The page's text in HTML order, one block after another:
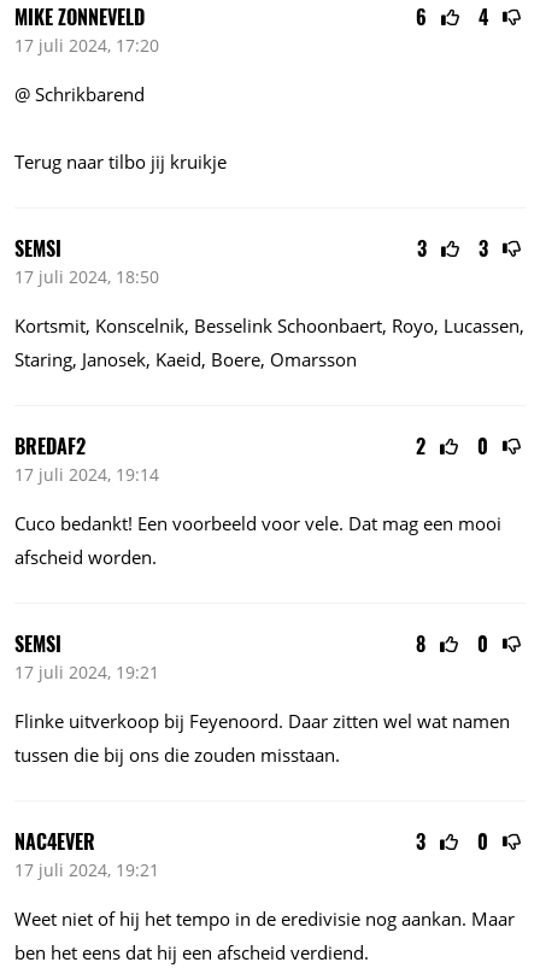
6 4
MIKE ZONNEVELD
17 juli 2024, 17:20
@ Schrikbarend
Terug naar tilbo jij kruikje
3 3
SEMSI
17 juli 2024, 18:50
Kortsmit, Konscelnik, Besselink Schoonbaert, Royo, Lucassen,
Staring, Janosek, Kaeid, Boere, Omarsson
2 0
BREDAF2
17 juli 2024, 19:14
Cuco bedankt! Een voorbeeld voor vele. Dat mag een mooi
afscheid worden.
8 0
SEMSI
17 juli 2024, 19:21
Flinke uitverkoop bij Feyenoord. Daar zitten wel wat namen
tussen die bij ons die zouden misstaan.
3 0
NAC4EVER
17 juli 2024, 19:21
Weet niet of hij het tempo in de eredivisie nog aankan. Maar
ben het eens dat hij een afscheid verdiend.